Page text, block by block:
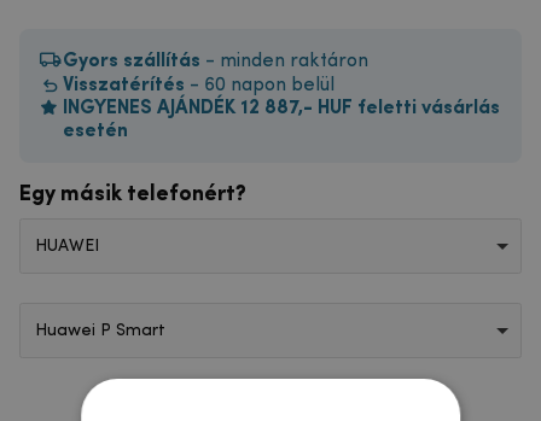
Gyors szállítás - minden raktáron
Visszatérítés - 60 napon belül
INGYENES AJÁNDÉK 12 887,- HUF feletti vásárlás
esetén
Egy másik telefonért?
HUAWEI
Huawei P Smart